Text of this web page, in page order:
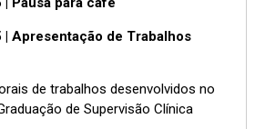
| Apresentação de Trabalhos
de trabalhos desenvolvidos no
de Supervisão Clínica